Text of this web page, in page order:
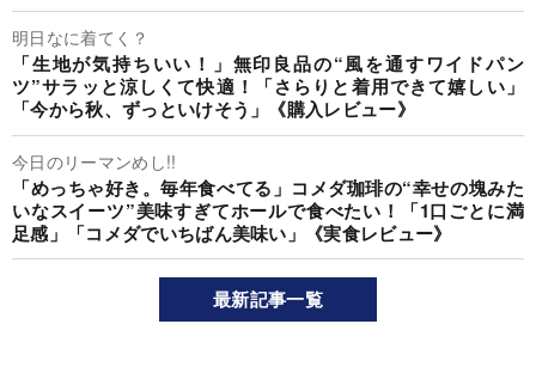
明日なに着てく？
「生地が気持ちいい！」無印良品の“風を通すワイドパン
ツ”サラッと涼しくて快適！「さらりと着用できて嬉しい」
「今から秋、ずっといけそう」《購入レビュー》
今日のリーマンめし!!
「めっちゃ好き。毎年食べてる」コメダ珈琲の“幸せの塊みた
いなスイーツ”美味すぎてホールで食べたい！「1口ごとに満
足感」「コメダでいちばん美味い」《実食レビュー》
最新記事一覧